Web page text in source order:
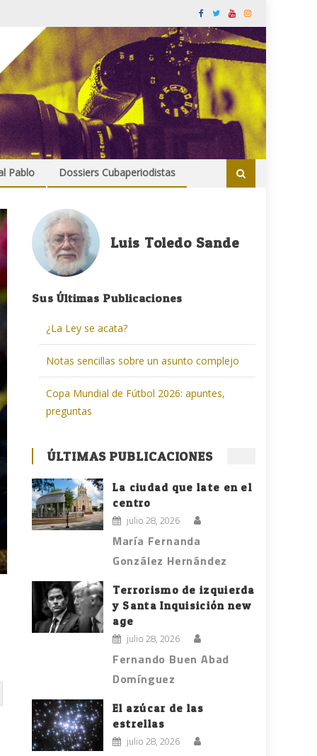
Pablo Dossiers Cubaperiodistas
Luis Toledo Sande
Sus Últimas Publicaciones
¿La Ley se acata?
Notas sencillas sobre un asunto complejo
Copa Mundial de Fútbol 2026: apuntes,
preguntas
ÚLTIMAS PUBLICACIONES
La ciudad que late en el
centro
julio 28, 2026
María Fernanda
González Hernández
Terrorismo de izquierda
y Santa Inquisición new
age
julio 28, 2026
Fernando Buen Abad
Domínguez
El azúcar de las
estrellas
julio 28, 2026